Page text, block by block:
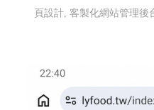
頁設計, 客製化網站管理後